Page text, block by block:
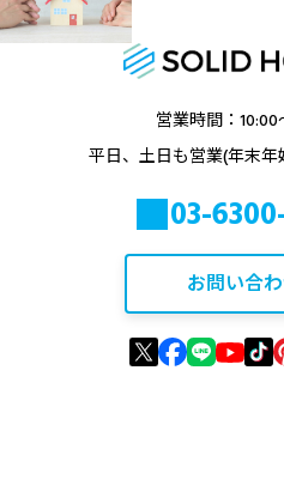
営業時間：10:00
平日、土日も営業(年末
03-
お問い合